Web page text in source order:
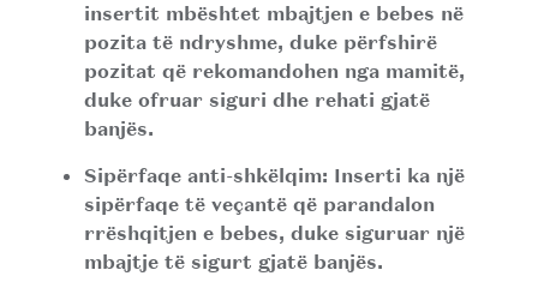
insertit mbështet mbajtjen e bebes në
pozita të ndryshme, duke përfshirë
pozitat që rekomandohen nga mamitë,
duke ofruar siguri dhe rehati gjatë
banjës.
Sipërfaqe anti-shkëlqim: Inserti ka një
sipërfaqe të veçantë që parandalon
rrëshqitjen e bebes, duke siguruar një
mbajtje të sigurt gjatë banjës.